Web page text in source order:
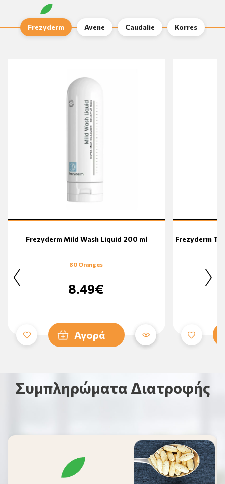
Frezyderm Avene Caudalie Korres
Frezyderm Mild Wash Liquid 200 ml
80 Oranges
8.49€
Αγορά
Frezyderm
Συμπληρώματα Διατροφής